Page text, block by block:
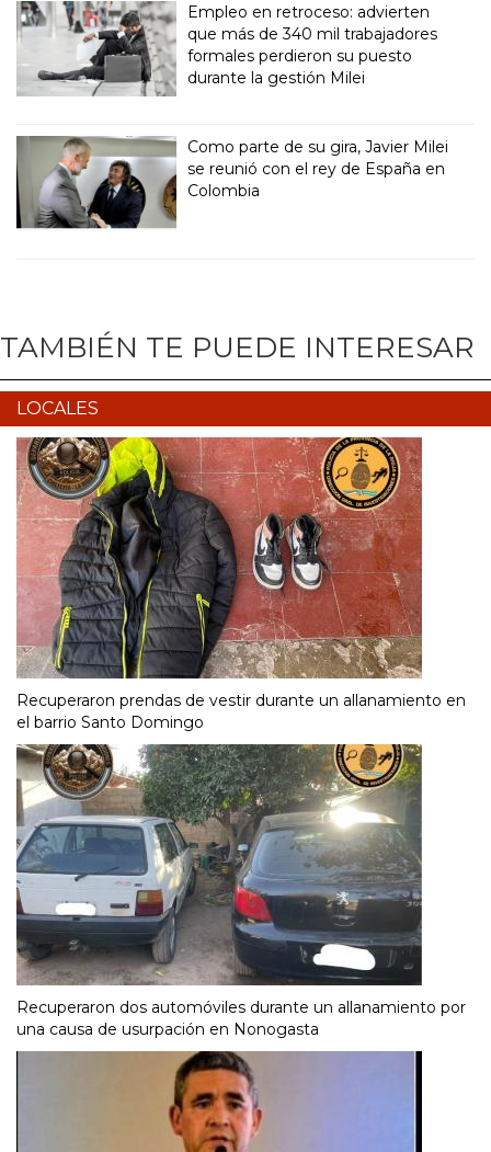
Empleo en retroceso: advierten
que más de 340 mil trabajadores
formales perdieron su puesto
durante la gestión Milei
Como parte de su gira, Javier Milei
se reunió con el rey de España en
Colombia
TAMBIÉN TE PUEDE INTERESAR
LOCALES
Recuperaron prendas de vestir durante un allanamiento en
el barrio Santo Domingo
Recuperaron dos automóviles durante un allanamiento por
una causa de usurpación en Nonogasta